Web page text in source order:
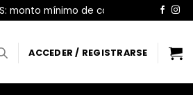
de compra $100.000 ENVÍOS A
ACCEDER / REGISTRARSE